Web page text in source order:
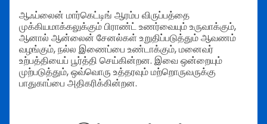
ஆஃப்லைன் மார்கெட்டிங் ஆரம்ப விருப்பத்தை
முக்கியமாக்கலுக்கும் பிராண்ட் உணர்வையும் உருவாக்கும்,
ஆனால் ஆன்லைன் சேனல்கள் உறுதிப்படுத்தும் ஆவணம்
வழங்கும், நல்ல இணைப்பை உண்டாக்கும், மனைவர்
உற்பத்தியைப் பூர்த்தி செய்கின்றன. இவை ஒன்றையும்
முற்படுத்தும், ஒவ்வொரு உத்தரவும் மற்றொருவருக்கு
பாதுகாப்பை அதிகரிக்கின்றன.